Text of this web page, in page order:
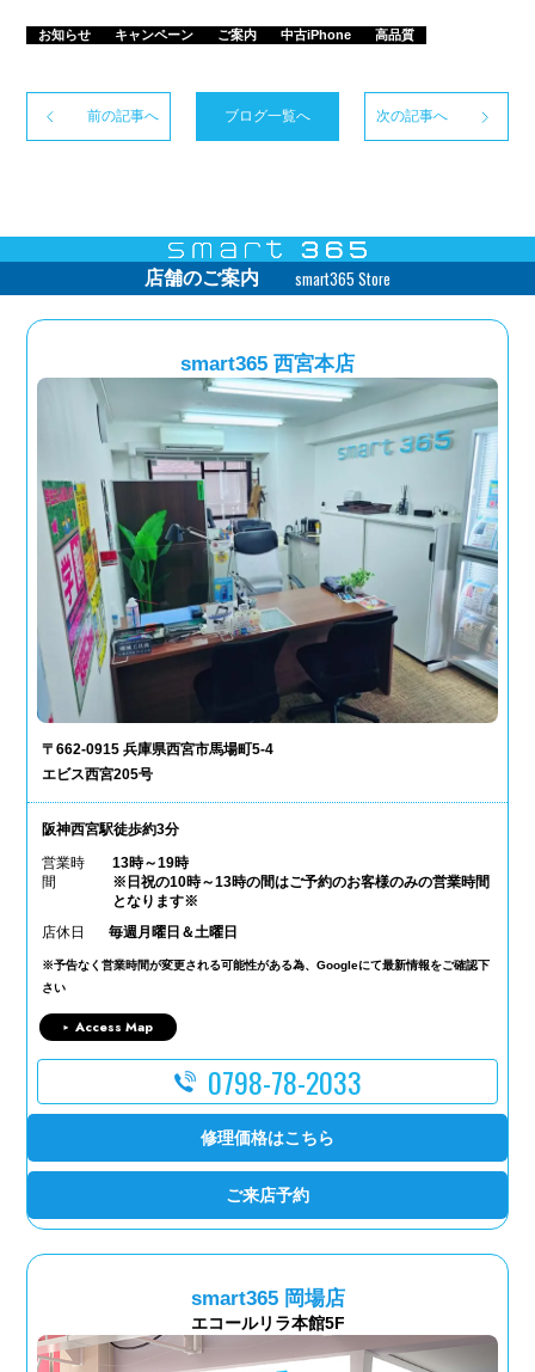
お知らせ キャンペーン ご案内 中古iPhone 高品質
前の記事へ ブログ一覧へ 次の記事へ
店舗のご案内 smart365 Store
smart365 西宮本店
〒662-0915 兵庫県西宮市馬場町5-4
エビス西宮205号
阪神西宮駅徒歩約3分
営業時
間
13時～19時
※日祝の10時～13時の間はご予約のお客様のみの営業時間
となります※
店休日
毎週月曜日＆土曜日
※予告なく営業時間が変更される可能性がある為、Googleにて最新情報をご確認下
さい
Access Map
0798-78-2033
修理価格はこちら
ご来店予約
smart365 岡場店
エコールリラ本館5F